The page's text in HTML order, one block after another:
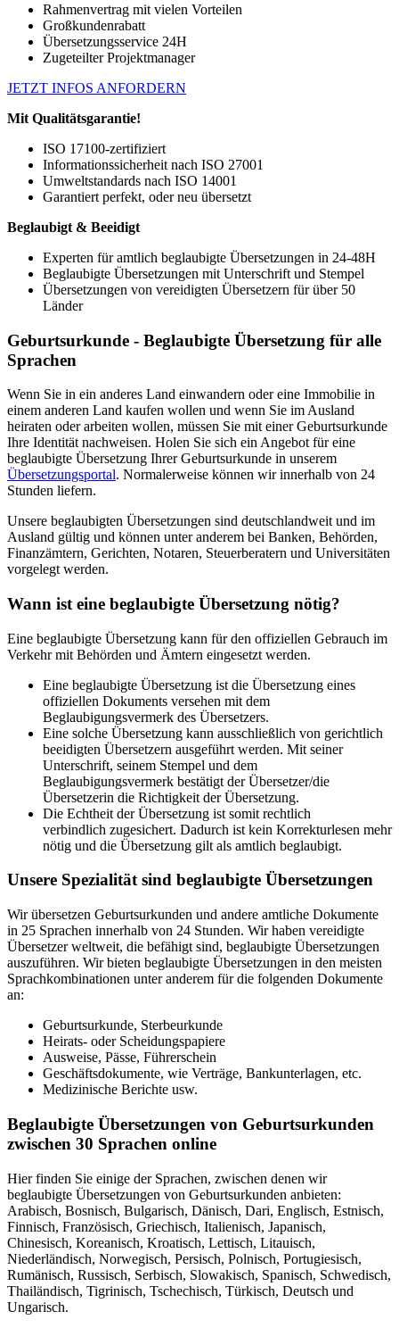
Rahmenvertrag mit vielen Vorteilen
Großkundenrabatt
Übersetzungsservice 24H
Zugeteilter Projektmanager
JETZT INFOS ANFORDERN
Mit Qualitätsgarantie!
ISO 17100-zertifiziert
Informationssicherheit nach ISO 27001
Umweltstandards nach ISO 14001
Garantiert perfekt, oder neu übersetzt
Beglaubigt & Beeidigt
Experten für amtlich beglaubigte Übersetzungen in 24-48H
Beglaubigte Übersetzungen mit Unterschrift und Stempel
Übersetzungen von vereidigten Übersetzern für über 50
Länder
Geburtsurkunde - Beglaubigte Übersetzung für alle
Sprachen
Wenn Sie in ein anderes Land einwandern oder eine Immobilie in
einem anderen Land kaufen wollen und wenn Sie im Ausland
heiraten oder arbeiten wollen, müssen Sie mit einer Geburtsurkunde
Ihre Identität nachweisen. Holen Sie sich ein Angebot für eine
beglaubigte Übersetzung Ihrer Geburtsurkunde in unserem
Übersetzungsportal. Normalerweise können wir innerhalb von 24
Stunden liefern.
Unsere beglaubigten Übersetzungen sind deutschlandweit und im
Ausland gültig und können unter anderem bei Banken, Behörden,
Finanzämtern, Gerichten, Notaren, Steuerberatern und Universitäten
vorgelegt werden.
Wann ist eine beglaubigte Übersetzung nötig?
Eine beglaubigte Übersetzung kann für den offiziellen Gebrauch im
Verkehr mit Behörden und Ämtern eingesetzt werden.
Eine beglaubigte Übersetzung ist die Übersetzung eines
offiziellen Dokuments versehen mit dem
Beglaubigungsvermerk des Übersetzers.
Eine solche Übersetzung kann ausschließlich von gerichtlich
beeidigten Übersetzern ausgeführt werden. Mit seiner
Unterschrift, seinem Stempel und dem
Beglaubigungsvermerk bestätigt der Übersetzer/die
Übersetzerin die Richtigkeit der Übersetzung.
Die Echtheit der Übersetzung ist somit rechtlich
verbindlich zugesichert. Dadurch ist kein Korrekturlesen mehr
nötig und die Übersetzung gilt als amtlich beglaubigt.
Unsere Spezialität sind beglaubigte Übersetzungen
Wir übersetzen Geburtsurkunden und andere amtliche Dokumente
in 25 Sprachen innerhalb von 24 Stunden. Wir haben vereidigte
Übersetzer weltweit, die befähigt sind, beglaubigte Übersetzungen
auszuführen. Wir bieten beglaubigte Übersetzungen in den meisten
Sprachkombinationen unter anderem für die folgenden Dokumente
an:
Geburtsurkunde, Sterbeurkunde
Heirats- oder Scheidungspapiere
Ausweise, Pässe, Führerschein
Geschäftsdokumente, wie Verträge, Bankunterlagen, etc.
Medizinische Berichte usw.
Beglaubigte Übersetzungen von Geburtsurkunden
zwischen 30 Sprachen online
Hier finden Sie einige der Sprachen, zwischen denen wir
beglaubigte Übersetzungen von Geburtsurkunden anbieten:
Arabisch, Bosnisch, Bulgarisch, Dänisch, Dari, Englisch, Estnisch,
Finnisch, Französisch, Griechisch, Italienisch, Japanisch,
Chinesisch, Koreanisch, Kroatisch, Lettisch, Litauisch,
Niederländisch, Norwegisch, Persisch, Polnisch, Portugiesisch,
Rumänisch, Russisch, Serbisch, Slowakisch, Spanisch, Schwedisch,
Thailändisch, Tigrinisch, Tschechisch, Türkisch, Deutsch und
Ungarisch.